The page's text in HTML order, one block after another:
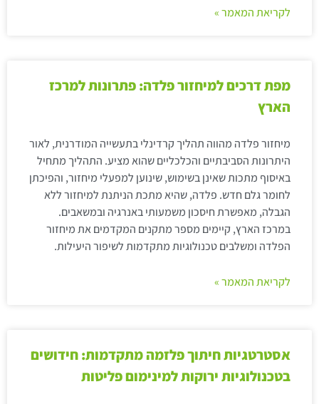
לקריאת המאמר »
מפת דרכים למיחזור פלדה: פתרונות למרכז
הארץ
מיחזור פלדה מהווה תהליך קרדינלי בתעשייה המודרנית, לאור
היתרונות הסביבתיים והכלכליים שהוא מציע. התהליך מתחיל
באיסוף מתכות שאינן בשימוש, שינוען למפעלי מיחזור, והפיכתן
לחומר גלם חדש. פלדה, שהיא מתכת הניתנת למיחזור ללא
הגבלה, מאפשרת חיסכון משמעותי באנרגיה ובמשאבים.
במרכז הארץ, קיימים מספר מתקנים המקדמים את מיחזור
הפלדה ומשלבים טכנולוגיות מתקדמות לשיפור היעילות.
לקריאת המאמר »
אסטרטגיות חיתוך פלזמה מתקדמות: חידושים
בטכנולוגיות ירוקות למינימום פליטות